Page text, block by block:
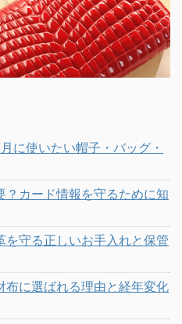
に使いたい帽子・バッグ・
カード情報を守るために知
守る正しいお手入れと保管
布に選ばれる理由と経年変化